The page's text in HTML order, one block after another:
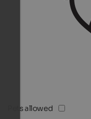
Pets allowed